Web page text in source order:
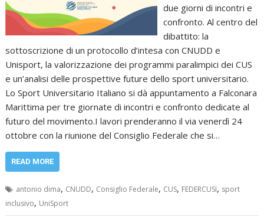
due giorni di incontri e
confronto. Al centro del
dibattito: la
sottoscrizione di un protocollo d’intesa con CNUDD e
Unisport, la valorizzazione dei programmi paralimpici dei CUS
e un’analisi delle prospettive future dello sport universitario.
Lo Sport Universitario Italiano si dà appuntamento a Falconara
Marittima per tre giornate di incontri e confronto dedicate al
futuro del movimento.I lavori prenderanno il via venerdì 24
ottobre con la riunione del Consiglio Federale che si…
READ MORE
antonio dima, CNUDD, Consiglio Federale, CUS, FEDERCUSI, sport
inclusivo, UniSport